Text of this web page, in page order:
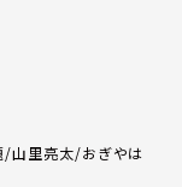
山里亮太/おぎやは